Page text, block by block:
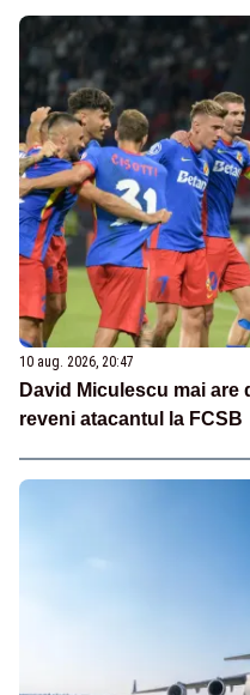
10 aug. 2026, 20:47
David Miculescu mai are
reveni atacantul la FCSB